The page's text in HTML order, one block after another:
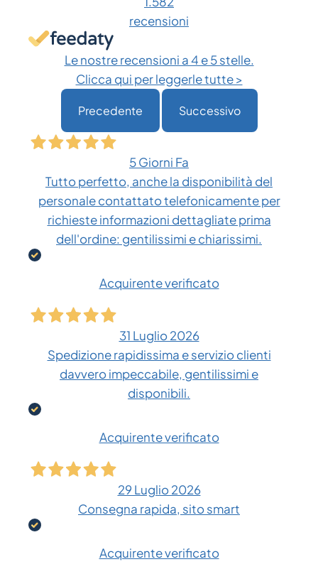
recensioni
Le nostre recensioni a 4 e 5 stelle.
Clicca qui per leggerle tutte >
Precedente Successivo
5 Giorni Fa
Tutto perfetto, anche la disponibilità del
personale contattato telefonicamente per
richieste informazioni dettagliate prima
dell'ordine: gentilissimi e chiarissimi.
Acquirente verificato
31 Luglio 2026
Spedizione rapidissima e servizio clienti
davvero impeccabile, gentilissimi e
disponibili.
Acquirente verificato
29 Luglio 2026
Consegna rapida, sito smart
Acquirente verificato